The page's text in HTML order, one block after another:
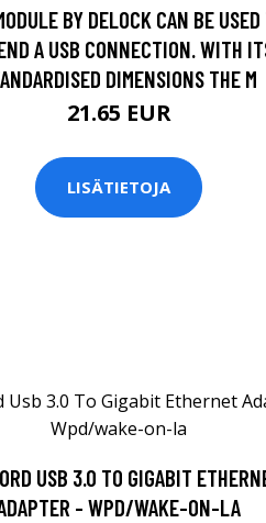
BY DELOCK CAN BE USED
A USB CONNECTION. WITH
DIMENSIONS THE M
21.65 EUR
LISÄTIETOJA
USB 3.0 TO GIGABIT
- WPD/WAKE-ON-LA